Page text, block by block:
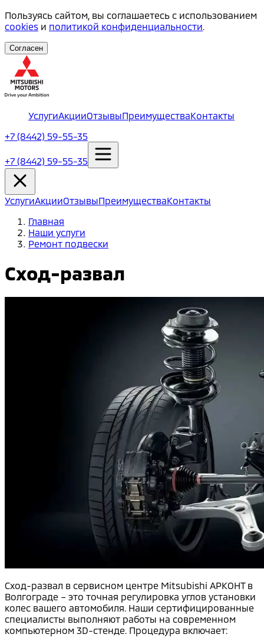
Пользуясь сайтом, вы соглашаетесь с использованием
cookies и политикой конфиденциальности.
Согласен
УслугиАкцииОтзывыПреимуществаКонтакты
+7 (8442) 59-55-35
+7 (8442) 59-55-35
УслугиАкцииОтзывыПреимуществаКонтакты
Главная
Наши услуги
Ремонт подвески
Сход-развал
Сход-развал в сервисном центре Mitsubishi АРКОНТ в
Волгограде – это точная регулировка углов установки
колес вашего автомобиля. Наши сертифицированные
специалисты выполняют работы на современном
компьютерном 3D-стенде. Процедура включает: